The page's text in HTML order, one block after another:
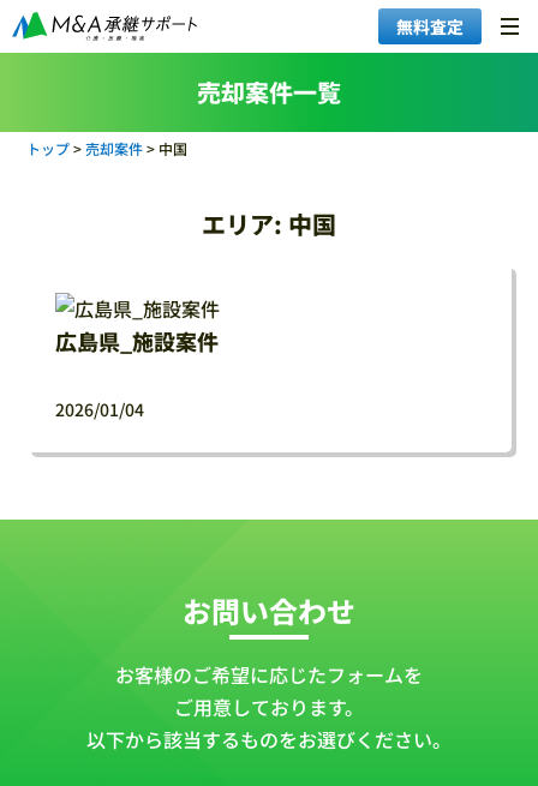
無料査定
売却案件一覧
トップ>売却案件> 中国
エリア: 中国
広島県_施設案件
2026/01/04
お問い合わせ
お客様のご希望に応じたフォームを
ご用意しております。
以下から該当するものをお選びください。